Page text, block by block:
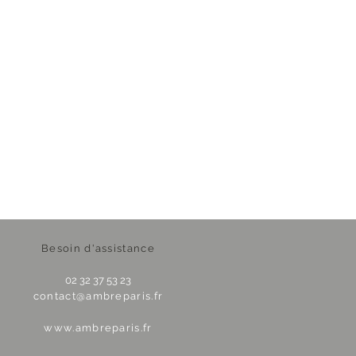
Besoin d'assistance
02 32 37 53 23
contact@ambreparis.fr
www.ambreparis.fr